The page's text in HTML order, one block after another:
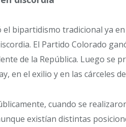
el bipartidismo tradicional ya
El Partido Colorado
de la República. Luego se
en el exilio y en las cárceles
cuando se
existían distintas